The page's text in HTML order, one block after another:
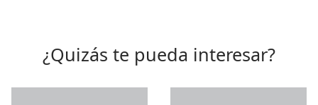
¿Quizás te pueda interesar?